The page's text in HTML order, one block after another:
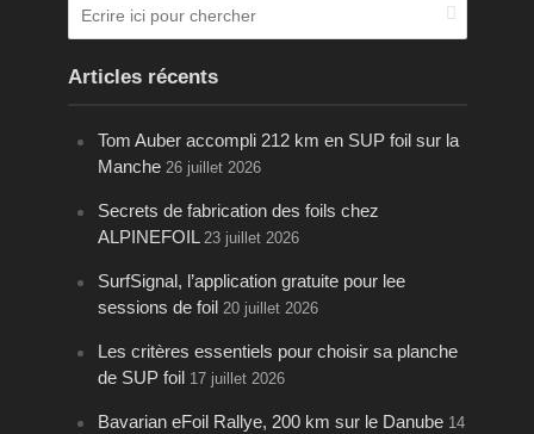
Articles récents
Tom Auber accompli 212 km en SUP foil sur la
Manche 26 juillet 2026
Secrets de fabrication des foils chez
ALPINEFOIL 23 juillet 2026
SurfSignal, l’application gratuite pour lee
sessions de foil 20 juillet 2026
Les critères essentiels pour choisir sa planche
de SUP foil 17 juillet 2026
Bavarian eFoil Rallye, 200 km sur le Danube 14